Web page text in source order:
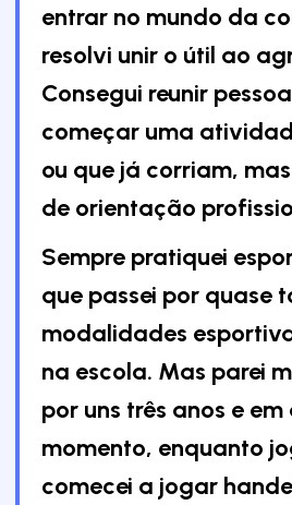
entrar no mundo da
resolvi unir o útil ao
Consegui reunir
começar uma
ou que já corriam,
de orientação
Sempre pratiquei
que passei por quase
modalidades
na escola. Mas parei
por uns três anos e
momento, enquanto
comecei a jogar